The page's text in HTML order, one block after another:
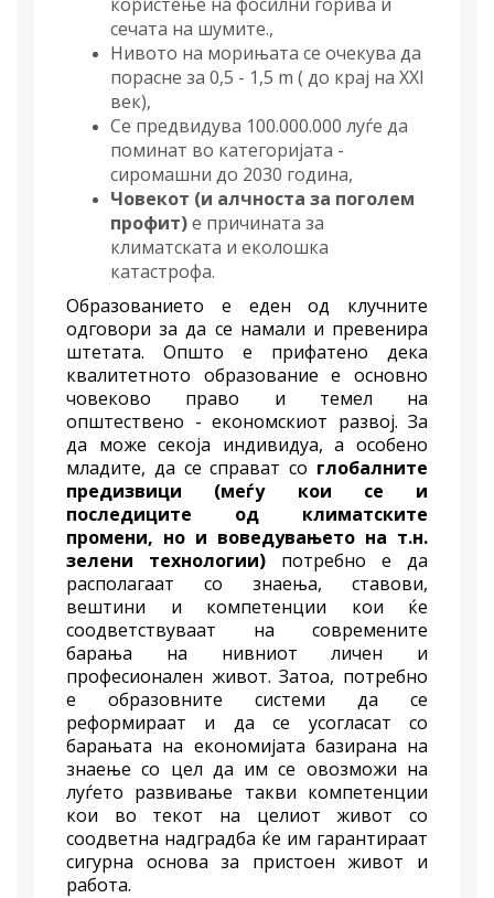
сечата на шумите.,
Нивото на морињата се очекува да
порасне за 0,5 - 1,5 m ( до крај на XXI
век),
Се предвидува 100.000.000 луѓе да
поминат во категоријата -
сиромашни до 2030 година,
Човекот (и алчноста за поголем
профит)е причината за
климатската и еколошка
катастрофа.
Образованието е еден од клучните
одговори за да се намали и превенира
штетата. Општо е прифатено дека
квалитетното образование е основно
човеково право и темел на
општествено - економскиот развој. За
да може секоја индивидуа, а особено
младите, да се справат со глобалните
предизвици (меѓу кои се и
последиците од климатските
промени, но и воведувањето на т.н.
зелени технологии) потребно е да
располагаат со знаења, ставови,
вештини и компетенции кои ќе
соодветствуваат на современите
барања на нивниот личен и
професионален живот. Затоа, потребно
е образовните системи да се
реформираат и да се усогласат со
барањата на економијата базирана на
знаење со цел да им се овозможи на
луѓето развивање такви компетенции
кои во текот на целиот живот со
соодветна надградба ќе им гарантираат
сигурна основа за пристоен живот и
работа.